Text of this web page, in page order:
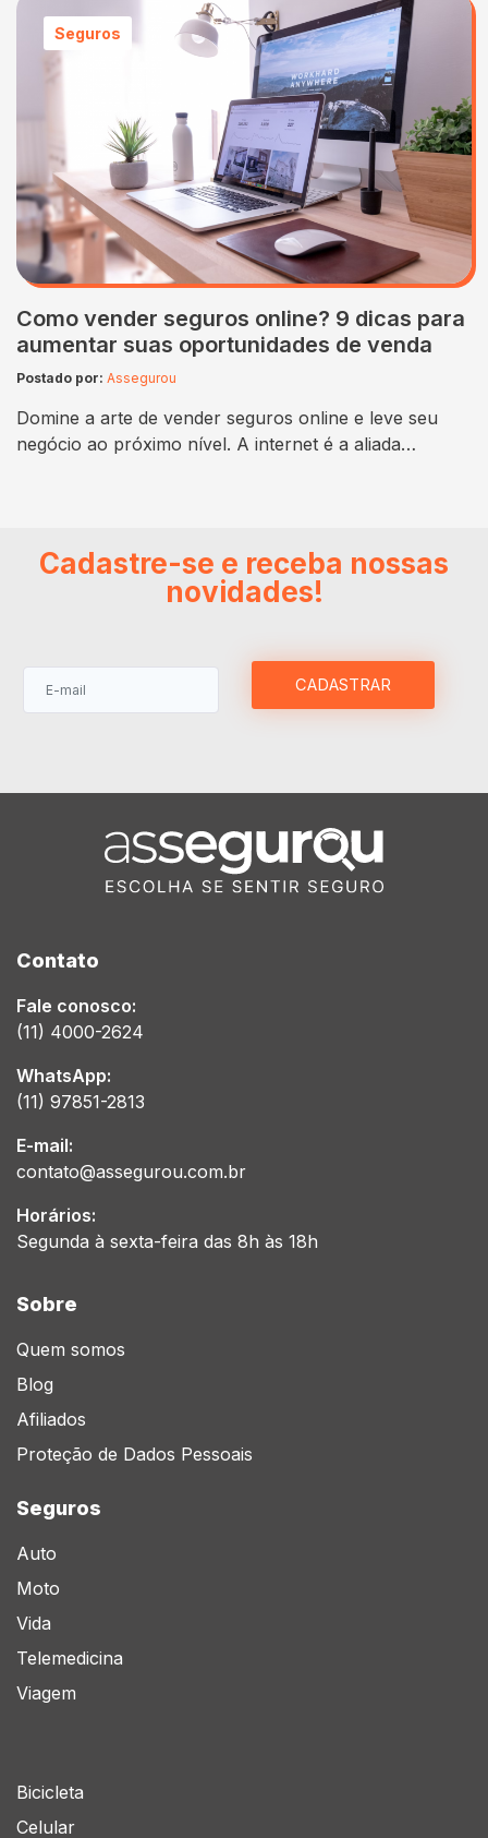
instrumento de trabalho e precisa unir conforto,
economia e praticidade. Os melhores carros para
Uber em 2025 são aqueles que…
Seguros
Como vender seguros online? 9 dicas para
aumentar suas oportunidades de venda
Postado por: Assegurou
Domine a arte de vender seguros online e leve seu
negócio ao próximo nível. A internet é a aliada
para expandir suas vendas e garantir o sucesso. Além
da praticidade,…
Cadastre-se e receba nossas
novidades!
CADASTRAR
Contato
Fale conosco:
(11) 4000-2624
WhatsApp:
(11) 97851-2813
E-mail:
contato@assegurou.com.br
Horários:
Segunda à sexta-feira das 8h às 18h
Sobre
Quem somos
Blog
Afiliados
Proteção de Dados Pessoais
Seguros
Auto
Moto
Vida
Telemedicina
Viagem
Bicicleta
Celular